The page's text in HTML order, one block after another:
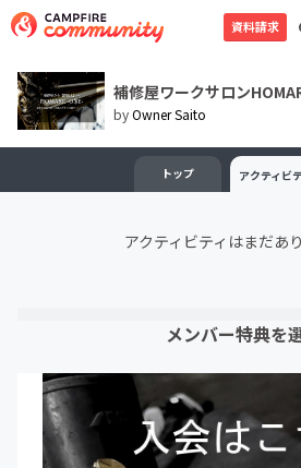
資料請求
補修屋ワークサロン
byOwner Saito
トップ アクティビ
アクティビティはまだあ
メンバー特典を